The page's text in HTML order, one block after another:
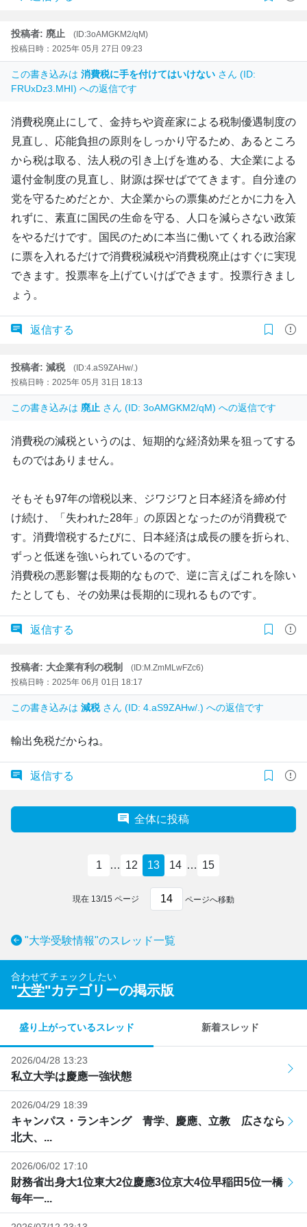
投稿者: 廃止
(ID:3oAMGKM2/qM)
投稿日時：2025年 05月 27日 09:23
この書き込みは 消費税に手を付けてはいけない さん (ID:
FRUxDz3.MHI) への返信です
消費税廃止にして、金持ちや資産家による税制優遇制度の
見直し、応能負担の原則をしっかり守るため、あるところ
から税は取る、法人税の引き上げを進める、大企業による
還付金制度の見直し、財源は探せばでてきます。自分達の
党を守るためだとか、大企業からの票集めだとかに力を入
れずに、素直に国民の生命を守る、人口を減らさない政策
をやるだけです。国民のために本当に働いてくれる政治家
に票を入れるだけで消費税減税や消費税廃止はすぐに実現
できます。投票率を上げていけばできます。投票行きまし
ょう。
返信する
投稿者: 減税
(ID:4.aS9ZAHw/.)
投稿日時：2025年 05月 31日 18:13
この書き込みは 廃止 さん (ID: 3oAMGKM2/qM) への返信です
消費税の減税というのは、短期的な経済効果を狙ってする
ものではありません。
そもそも97年の増税以来、ジワジワと日本経済を締め付
け続け、「失われた28年」の原因となったのが消費税で
す。消費増税するたびに、日本経済は成長の腰を折られ、
ずっと低迷を強いられているのです。
消費税の悪影響は長期的なもので、逆に言えばこれを除い
たとしても、その効果は長期的に現れるものです。
返信する
投稿者: 大企業有利の税制
(ID:M.ZmMLwFZc6)
投稿日時：2025年 06月 01日 18:17
この書き込みは 減税 さん (ID: 4.aS9ZAHw/.) への返信です
輸出免税だからね。
返信する
全体に投稿
1 … 12 13 14 … 15
現在 13/15 ページ ページへ移動
"大学受験情報"のスレッド一覧
合わせてチェックしたい
"大学"カテゴリーの掲示版
盛り上がっているスレッド 新着スレッド
2026/04/28 13:23
私立大学は慶應一強状態
2026/04/29 18:39
キャンパス・ランキング 青学、慶應、立教 広さなら
北大、...
2026/06/02 17:10
財務省出身大1位東大2位慶應3位京大4位早稲田5位一橋
毎年一...